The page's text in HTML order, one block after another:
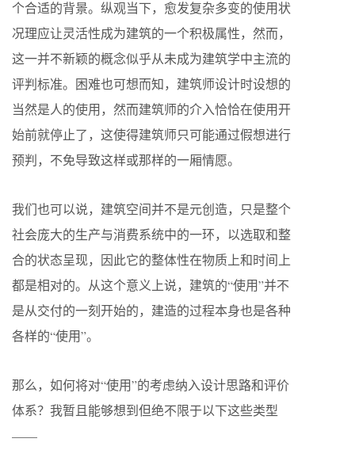
个合适的背景。纵观当下，愈发复杂多变的使用状
况理应让灵活性成为建筑的一个积极属性，然而，
这一并不新颖的概念似乎从未成为建筑学中主流的
评判标准。困难也可想而知，建筑师设计时设想的
当然是人的使用，然而建筑师的介入恰恰在使用开
始前就停止了，这使得建筑师只可能通过假想进行
预判，不免导致这样或那样的一厢情愿。
我们也可以说，建筑空间并不是元创造，只是整个
社会庞大的生产与消费系统中的一环，以选取和整
合的状态呈现，因此它的整体性在物质上和时间上
都是相对的。从这个意义上说，建筑的“使用”并不
是从交付的一刻开始的，建造的过程本身也是各种
各样的“使用”。
那么，如何将对“使用”的考虑纳入设计思路和评价
体系？我暂且能够想到但绝不限于以下这些类型
——